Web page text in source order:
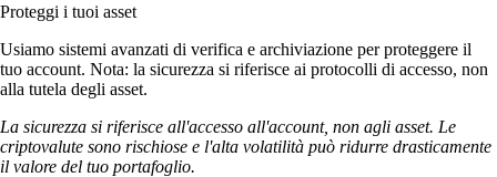
Proteggi i tuoi asset
Usiamo sistemi avanzati di verifica e archiviazione per proteggere il
tuo account. Nota: la sicurezza si riferisce ai protocolli di accesso, non
alla tutela degli asset.
La sicurezza si riferisce all'accesso all'account, non agli asset. Le
criptovalute sono rischiose e l'alta volatilità può ridurre drasticamente
il valore del tuo portafoglio.